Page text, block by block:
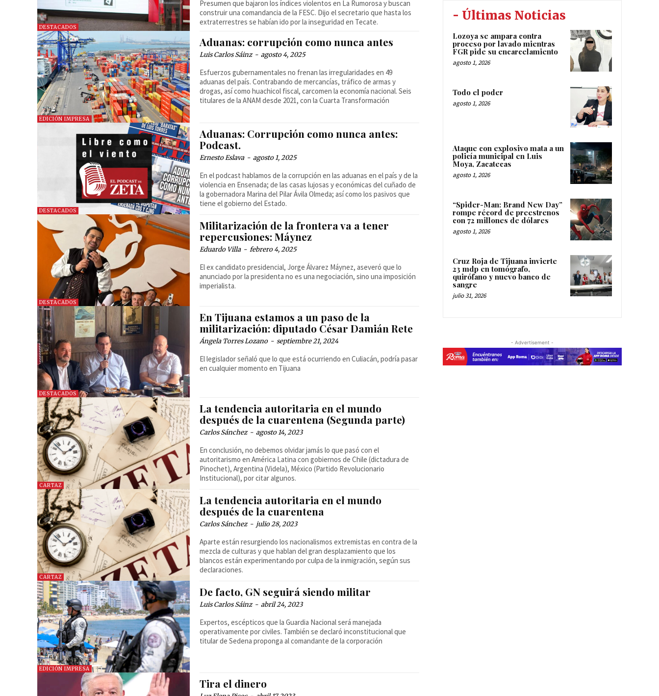
DESTACADOS
Presumen que bajaron los índices violentos en La Rumorosa y buscan
construir una comandancia de la FESC. Dijo el secretario que hasta los
extraterrestres se habían ido por la inseguridad en Tecate.
EDICIÓN IMPRESA
Aduanas: corrupción como nunca antes
Luis Carlos Sáinz - agosto 4, 2025
Esfuerzos gubernamentales no frenan las irregularidades en 49
aduanas del país. Contrabando de mercancías, tráfico de armas y
drogas, así como huachicol fiscal, carcomen la economía nacional. Seis
titulares de la ANAM desde 2021, con la Cuarta Transformación
DESTACADOS
Aduanas: Corrupción como nunca antes:
Podcast.
Ernesto Eslava - agosto 1, 2025
En el podcast hablamos de la corrupción en las aduanas en el país y de la
violencia en Ensenada; de las casas lujosas y económicas del cuñado de
la gobernadora Marina del Pilar Ávila Olmeda; así como los pasivos que
tiene el gobierno del Estado.
DESTACADOS
Militarización de la frontera va a tener
repercusiones: Máynez
Eduardo Villa - febrero 4, 2025
El ex candidato presidencial, Jorge Álvarez Máynez, aseveró que lo
anunciado por la presidenta no es una negociación, sino una imposición
imperialista.
DESTACADOS
En Tijuana estamos a un paso de la
militarización: diputado César Damián Rete
Ángela Torres Lozano - septiembre 21, 2024
El legislador señaló que lo que está ocurriendo en Culiacán, podría pasar
en cualquier momento en Tijuana
CARTAZ
La tendencia autoritaria en el mundo
después de la cuarentena (Segunda parte)
Carlos Sánchez - agosto 14, 2023
En conclusión, no debemos olvidar jamás lo que pasó con el
autoritarismo en América Latina con gobiernos de Chile (dictadura de
Pinochet), Argentina (Videla), México (Partido Revolucionario
Institucional), por citar algunos.
CARTAZ
La tendencia autoritaria en el mundo
después de la cuarentena
Carlos Sánchez - julio 28, 2023
Aparte están resurgiendo los nacionalismos extremistas en contra de la
mezcla de culturas y que hablan del gran desplazamiento que los
blancos están experimentando por culpa de la inmigración, según sus
declaraciones.
EDICIÓN IMPRESA
De facto, GN seguirá siendo militar
Luis Carlos Sáinz - abril 24, 2023
Expertos, escépticos que la Guardia Nacional será manejada
operativamente por civiles. También se declaró inconstitucional que
titular de Sedena proponga al comandante de la corporación
Tira el dinero
- Últimas Noticias
Lozoya se ampara contra
proceso por lavado mientras
FGR pide su encarcelamiento
agosto 1, 2026
Todo el poder
agosto 1, 2026
Ataque con explosivo mata a un
policía municipal en Luis
Moya, Zacatecas
agosto 1, 2026
“Spider-Man: Brand New Day”
rompe récord de preestrenos
con 72 millones de dólares
agosto 1, 2026
Cruz Roja de Tijuana invierte
23 mdp en tomógrafo,
quirófano y nuevo banco de
sangre
julio 31, 2026
- Advertisement -